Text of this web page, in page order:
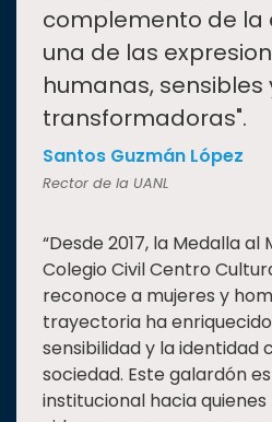
complemento de la
una de las
humanas, sensibles
transformadoras".
Santos Guzmán López
Rector de la UANL
“Desde 2017, la Medalla
Colegio Civil Centro
reconoce a mujeres y
trayectoria ha
sensibilidad y la identidad
sociedad. Este galardón
institucional hacia